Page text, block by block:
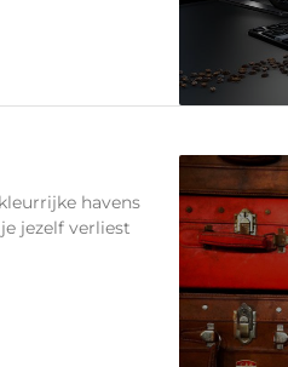
havens
jezelf verliest